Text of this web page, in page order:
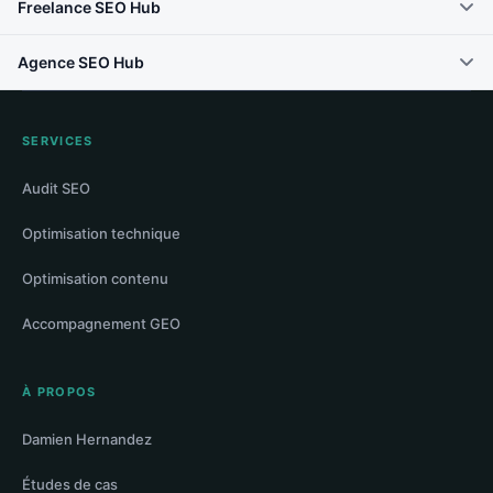
Freelance SEO Hub
Agence SEO Hub
SERVICES
Audit SEO
Optimisation technique
Optimisation contenu
Accompagnement GEO
À PROPOS
Damien Hernandez
Études de cas